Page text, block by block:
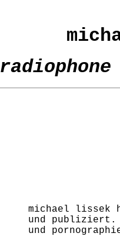
radiophone
michael lissek
und publiziert.
und